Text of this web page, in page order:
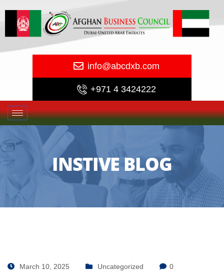
info@abcdxb.com
+971 4 3424222
INSTIVE BLOG
March 10, 2025 Uncategorized 0